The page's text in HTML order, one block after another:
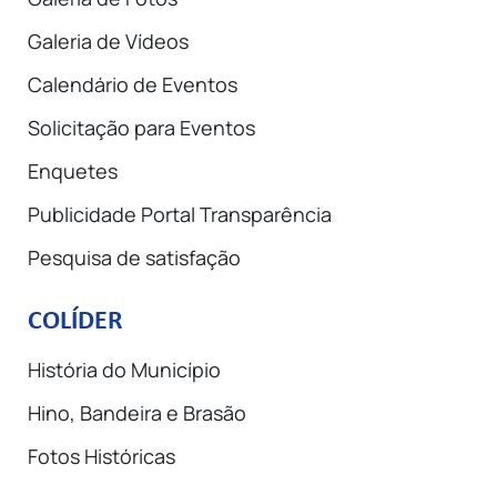
Galeria de Vídeos
Calendário de Eventos
Solicitação para Eventos
Enquetes
Publicidade Portal Transparência
Pesquisa de satisfação
COLÍDER
História do Município
Hino, Bandeira e Brasão
Fotos Históricas